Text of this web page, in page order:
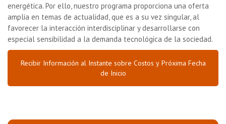
energética. Por ello, nuestro programa proporciona una oferta
amplia en temas de actualidad, que es a su vez singular, al
favorecer la interacción interdisciplinar y desarrollarse con
especial sensibilidad a la demanda tecnológica de la sociedad.
Recibir Información al Instante sobre Costos y Próxima Fecha
de Inicio